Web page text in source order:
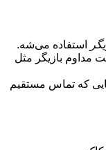
استفاده می‌شه.
بازیگر مثل
که تماس مستقیم